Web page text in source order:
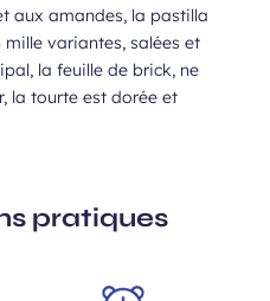
aux amandes, la pastilla
variantes, salées et
la feuille de brick, ne
la tourte est dorée et
pratiques